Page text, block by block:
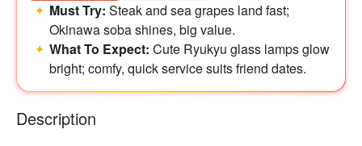
Must Try: Steak and sea grapes land fast;
Okinawa soba shines, big value.
What To Expect: Cute Ryukyu glass lamps glow
bright; comfy, quick service suits friend dates.
Description